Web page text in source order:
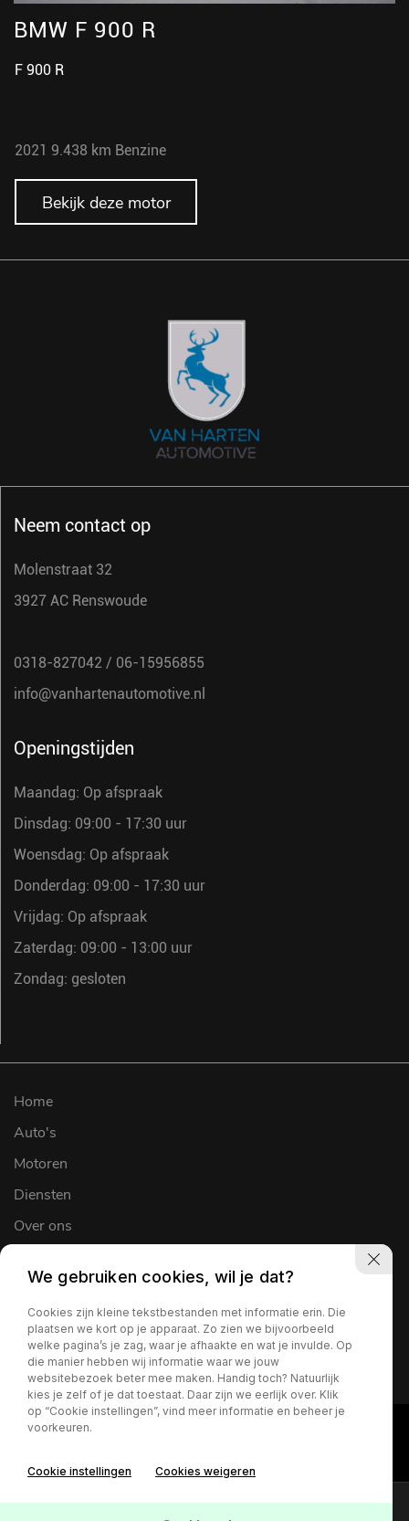
BMW F 900 R
F 900 R
2021 9.438 km Benzine
Bekijk deze motor
Neem contact op
Molenstraat 32
3927 AC Renswoude
0318-827042 / 06-15956855
info@vanhartenautomotive.nl
Openingstijden
Maandag: Op afspraak
Dinsdag: 09:00 - 17:30 uur
Woensdag: Op afspraak
Donderdag: 09:00 - 17:30 uur
Vrijdag: Op afspraak
Zaterdag: 09:00 - 13:00 uur
Zondag: gesloten
Home
Auto's
Motoren
Diensten
Over ons
Verkocht
Contact
We gebruiken cookies, wil je dat?
Cookies zijn kleine tekstbestanden met informatie erin. Die
plaatsen we kort op je apparaat. Zo zien we bijvoorbeeld
welke pagina’s je zag, waar je afhaakte en wat je invulde. Op
die manier hebben wij informatie waar we jouw
websitebezoek beter mee maken. Handig toch? Natuurlijk
kies je zelf of je dat toestaat. Daar zijn we eerlijk over. Klik
op “Cookie instellingen”, vind meer informatie en beheer je
voorkeuren.
Cookie instellingen Cookies weigeren